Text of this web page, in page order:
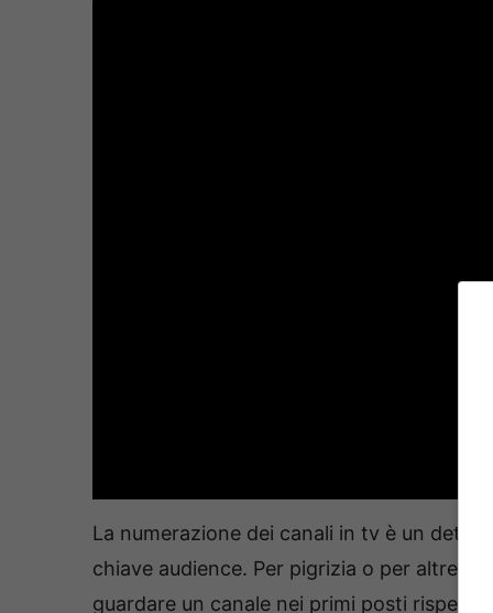
La numerazione dei canali in tv è un
chiave audience. Per pigrizia o per altre
guardare un canale nei primi posti rispetto